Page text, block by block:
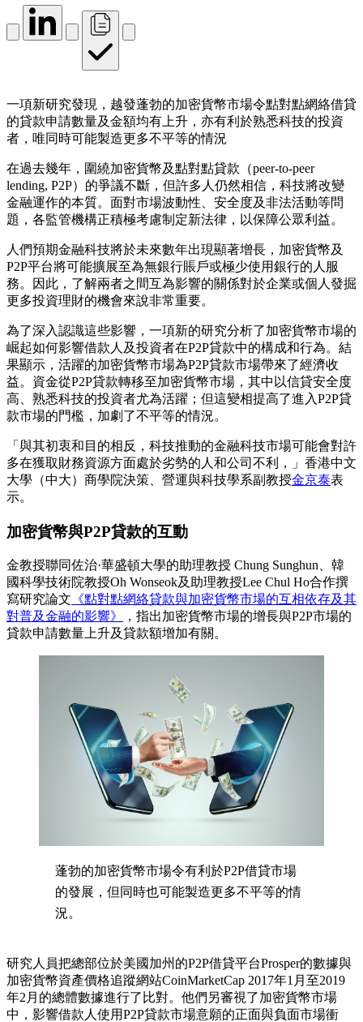
一項新研究發現，越發蓬勃的加密貨幣市場令點對點網絡借貸
的貸款申請數量及金額均有上升，亦有利於熟悉科技的投資
者，唯同時可能製造更多不平等的情況
在過去幾年，圍繞加密貨幣及點對點貸款（peer-to-peer
lending, P2P）的爭議不斷，但許多人仍然相信，科技將改變
金融運作的本質。面對市場波動性、安全度及非法活動等問
題，各監管機構正積極考慮制定新法律，以保障公眾利益。
人們預期金融科技將於未來數年出現顯著增長，加密貨幣及
P2P平台將可能擴展至為無銀行賬戶或極少使用銀行的人服
務。因此，了解兩者之間互為影響的關係對於企業或個人發掘
更多投資理財的機會來說非常重要。
為了深入認識這些影響，一項新的研究分析了加密貨幣市場的
崛起如何影響借款人及投資者在P2P貸款中的構成和行為。結
果顯示，活躍的加密貨幣市場為P2P貸款市場帶來了經濟收
益。資金從P2P貸款轉移至加密貨幣市場，其中以信貸安全度
高、熟悉科技的投資者尤為活躍；但這變相提高了進入P2P貸
款市場的門檻，加劇了不平等的情況。
「與其初衷和目的相反，科技推動的金融科技市場可能會對許
多在獲取財務資源方面處於劣勢的人和公司不利，」香港中文
大學（中大）商學院決策、營運與科技學系副教授金京泰表
示。
加密貨幣與P2P貸款的互動
金教授聯同佐治·華盛頓大學的助理教授 Chung Sunghun、韓
國科學技術院教授Oh Wonseok及助理教授Lee Chul Ho合作撰
寫研究論文 《點對點網絡貸款與加密貨幣市場的互相依存及其
對普及金融的影響》
，指出加密貨幣市場的增長與P2P市場的
貸款申請數量上升及貸款額增加有關。
蓬勃的加密貨幣市場令有利於P2P借貸市場
的發展，但同時也可能製造更多不平等的情
況。
研究人員把總部位於美國加州的P2P借貸平台Prosper的數據與
加密貨幣資產價格追蹤網站CoinMarketCap 2017年1月至2019
年2月的總體數據進行了比對。他們另審視了加密貨幣市場
中，影響借款人使用P2P貸款市場意願的正面與負面市場衝